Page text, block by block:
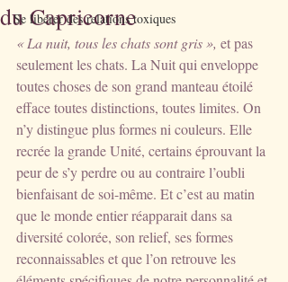
Se libérer des relations toxiques
du Capricorne
« La nuit, tous les chats sont gris », et pas
seulement les chats. La Nuit qui enveloppe
toutes choses de son grand manteau étoilé
efface toutes distinctions, toutes limites. On
n’y distingue plus formes ni couleurs. Elle
recrée la grande Unité, certains éprouvant la
peur de s’y perdre ou au contraire l’oubli
bienfaisant de soi-même. Et c’est au matin
que le monde entier réapparait dans sa
diversité colorée, son relief, ses formes
reconnaissables et que l’on retrouve les